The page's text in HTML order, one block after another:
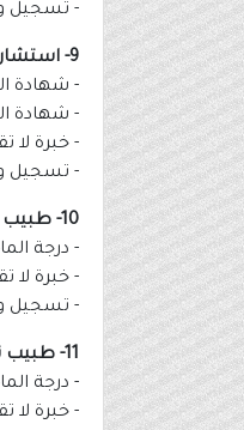
- تسجيل
9- استشاري أمراض الروماتيزم لدى الكبار:
- شهادة
- شهادة
- خبرة
- تسجيل
10- طبيب نائب تخصص أشعة تشخيصية:
- درجة
- خبرة لا
- تسجيل
11- طبيب نائب أشعة الثدي والأعضاء الأنثوية:
- درجة
- خبرة لا